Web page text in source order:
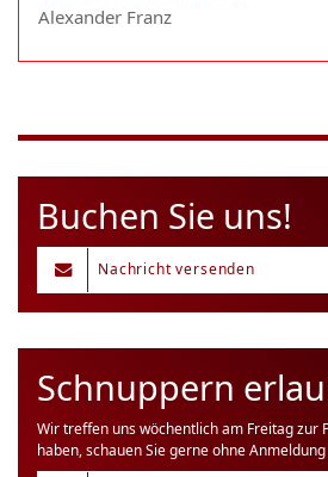
Alexander Franz
Buchen Sie uns!
Nachricht versenden
Schnuppern
Wir treffen uns wöchentlich am Freitag zur
haben, schauen Sie gerne ohne